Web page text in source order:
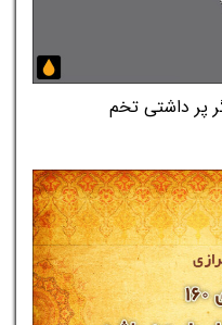
پر داشتی تخم